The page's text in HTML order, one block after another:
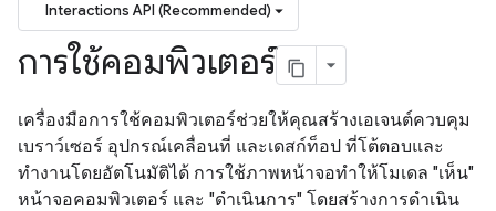
Interactions API (Recommended)
การใช้คอมพิวเตอร์
เครื่องมือการใช้คอมพิวเตอร์ช่วยให้คุณสร้างเอเจนต์ควบคุม
เบราว์เซอร์ อุปกรณ์เคลื่อนที่ และเดสก์ท็อป ที่โต้ตอบและ
ทำงานโดยอัตโนมัติได้ การใช้ภาพหน้าจอทำให้โมเดล "เห็น"
หน้าจอคอมพิวเตอร์ และ "ดำเนินการ" โดยสร้างการดำเนิน